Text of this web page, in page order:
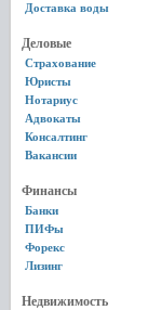
Доставка воды
Деловые
Страхование
Юристы
Нотариус
Адвокаты
Консалтинг
Вакансии
Финансы
Банки
ПИФы
Форекс
Лизинг
Недвижимость